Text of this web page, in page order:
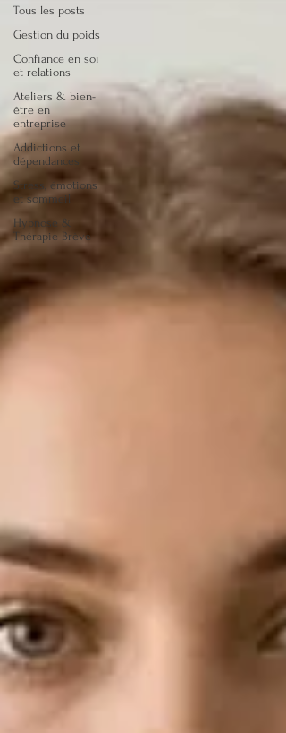
Tous les posts
Gestion du poids
Confiance en soi
et relations
Ateliers & bien-
être en
entreprise
Addictions et
dépendances
Stress, émotions
et sommeil
Hypnose &
Thérapie Brève